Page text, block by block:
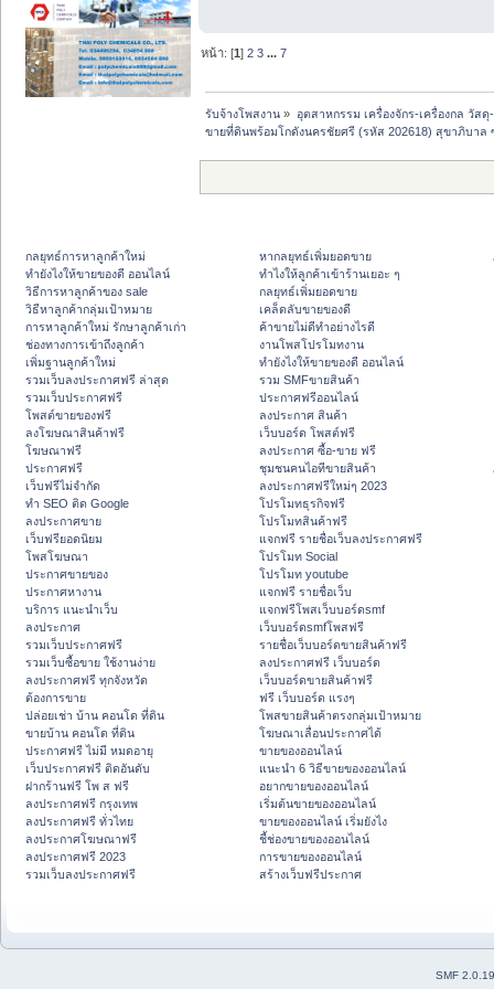
หน้า: [1]2 3 ...7
รับจ้างโพสงาน » อุตสาหกรรม เครื่องจักร-เครื่องกล วัส
ขายที่ดินพร้อมโกดังนครชัยศรี (รหัส 202618) สุขาภิบาล
กลยุทธ์การหาลูกค้าใหม่
ทํายังไงให้ขายของดี ออนไลน์
วิธีการหาลูกค้าของ sale
วิธีหาลูกค้ากลุ่มเป้าหมาย
การหาลูกค้าใหม่ รักษาลูกค้าเก่า
ช่องทางการเข้าถึงลูกค้า
เพิ่มฐานลูกค้าใหม่
รวมเว็บลงประกาศฟรี ล่าสุด
รวมเว็บประกาศฟรี
โพสต์ขายของฟรี
ลงโฆษณาสินค้าฟรี
โฆษณาฟรี
ประกาศฟรี
เว็บฟรีไม่จำกัด
ทำ SEO ติด Google
ลงประกาศขาย
เว็บฟรียอดนิยม
โพสโฆษณา
ประกาศขายของ
ประกาศหางาน
บริการ แนะนำเว็บ
ลงประกาศ
รวมเว็บประกาศฟรี
รวมเว็บซื้อขาย ใช้งานง่าย
ลงประกาศฟรี ทุกจังหวัด
ต้องการขาย
ปล่อยเช่า บ้าน คอนโด ที่ดิน
ขายบ้าน คอนโด ที่ดิน
ประกาศฟรี ไม่มี หมดอายุ
เว็บประกาศฟรี ติดอันดับ
ฝากร้านฟรี โพ ส ฟรี
ลงประกาศฟรี กรุงเทพ
ลงประกาศฟรี ทั่วไทย
ลงประกาศโฆษณาฟรี
ลงประกาศฟรี 2023
รวมเว็บลงประกาศฟรี
หากลยุทธ์เพิ่มยอดขาย
ทําไงให้ลูกค้าเข้าร้านเยอะ ๆ
กลยุทธ์เพิ่มยอดขาย
เคล็ดลับขายของดี
ค้าขายไม่ดีทำอย่างไรดี
งานโพสโปรโมทงาน
ทํายังไงให้ขายของดี ออนไลน์
รวม SMFขายสินค้า
ประกาศฟรีออนไลน์
ลงประกาศ สินค้า
เว็บบอร์ด โพสต์ฟรี
ลงประกาศ ซื้อ-ขาย ฟรี
ชุมชนคนไอทีขายสินค้า
ลงประกาศฟรีใหม่ๆ 2023
โปรโมทธุรกิจฟรี
โปรโมทสินค้าฟรี
แจกฟรี รายชื่อเว็บลงประกาศฟรี
โปรโมท Social
โปรโมท youtube
แจกฟรี รายชื่อเว็บ
แจกฟรีโพสเว็บบอร์ดsmf
เว็บบอร์ดsmfโพสฟรี
รายชื่อเว็บบอร์ดขายสินค้าฟรี
ลงประกาศฟรี เว็บบอร์ด
เว็บบอร์ดขายสินค้าฟรี
ฟรี เว็บบอร์ด แรงๆ
โพสขายสินค้าตรงกลุ่มเป้าหมาย
โฆษณาเลื่อนประกาศได้
ขายของออนไลน์
แนะนำ 6 วิธีขายของออนไลน์
อยากขายของออนไลน์
เริ่มต้นขายของออนไลน์
ขายของออนไลน์ เริ่มยังไง
ชี้ช่องขายของออนไลน์
การขายของออนไลน์
สร้างเว็บฟรีประกาศ
SMF 2.0.19